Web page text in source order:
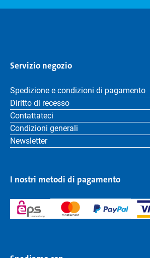
Servizio negozio
Spedizione e condizioni di pagamento
Diritto di recesso
Contattateci
Condizioni generali
Newsletter
I nostri metodi di pagamento